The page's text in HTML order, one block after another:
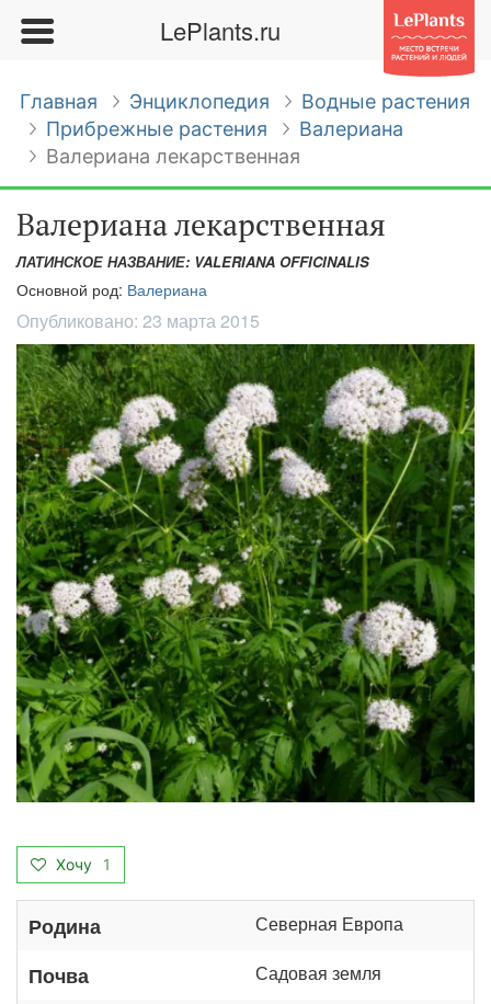
LePlants.ru
Главная Энциклопедия
Водные растения
Прибрежные растения
Валериана
Валериана лекарственная
Валериана лекарственная
ЛАТИНСКОЕ НАЗВАНИЕ: VALERIANA OFFICINALIS
Основной род: Валериана
Опубликовано: 23 марта 2015
Хочу 1
Родина Северная Европа
Почва Садовая земля